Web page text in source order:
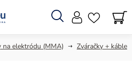
Hľadať
na elektródu (MMA)
Zváračky + káble